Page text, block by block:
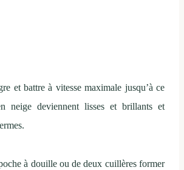
et battre à vitesse maximale jusqu’à ce
neige deviennent lisses et brillants et
à douille ou de deux cuillères former